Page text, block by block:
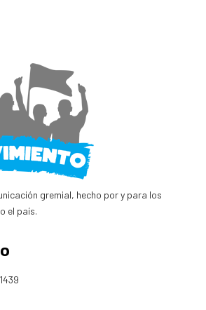
gremial, hecho por y para los
el país.